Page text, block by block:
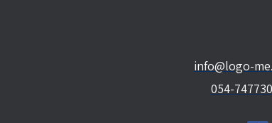
info@logo-
054-